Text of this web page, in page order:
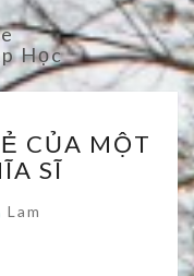
Học
CỦA MỘT
SĨ
Lam